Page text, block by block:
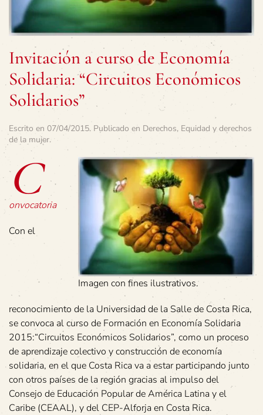
Invitación a curso de Economía
Solidaria: “Circuitos Económicos
Solidarios”
Escrito en 07/04/2015. Publicado en Derechos, Equidad y derechos
de la mujer.
Imagen con fines ilustrativos.
C
onvocatoria
Con el
reconocimiento de la Universidad de la Salle de Costa Rica,
se convoca al curso de Formación en Economía Solidaria
2015:“Circuitos Económicos Solidarios”, como un proceso
de aprendizaje colectivo y construcción de economía
solidaria, en el que Costa Rica va a estar participando junto
con otros países de la región gracias al impulso del
Consejo de Educación Popular de América Latina y el
Caribe (CEAAL), y del CEP-Alforja en Costa Rica.